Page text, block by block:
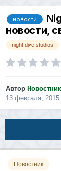
новости
новости,
night dive studios
Автор Новостник
13 февраля, 2015
Новостник